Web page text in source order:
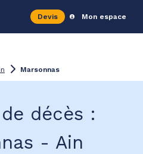
Devis Mon espace
Marsonnas
décès :
- Ain